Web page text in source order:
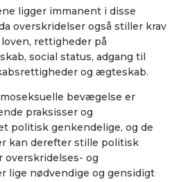
ligger immanent i disse
overskridelser også stiller krav
rettigheder på
social status, adgang til
og ægteskab.
bevægelse er
praksisser og
politisk genkendelige, og de
kan derefter stille politisk
overskridelses- og
lige nødvendige og gensidigt